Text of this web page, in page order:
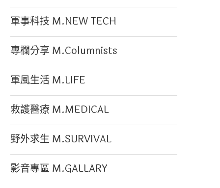
軍事科技 M.NEW TECH
專欄分享 M.Columnists
軍風生活 M.LIFE
救護醫療 M.MEDICAL
野外求生 M.SURVIVAL
影音專區 M.GALLARY